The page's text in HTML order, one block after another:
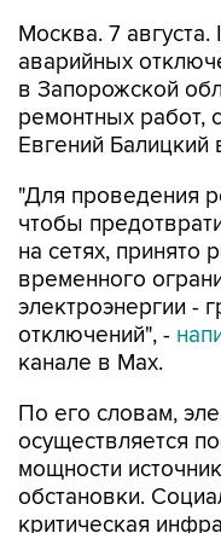
Москва. 7 августа.
аварийных
в Запорожской
ремонтных работ,
Евгений Балицкий
"Для проведения
чтобы
на сетях, принято
временного
электроэнергии -
отключений", -
канале в Max.
По его словам,
осуществляется
мощности
обстановки.
критическая